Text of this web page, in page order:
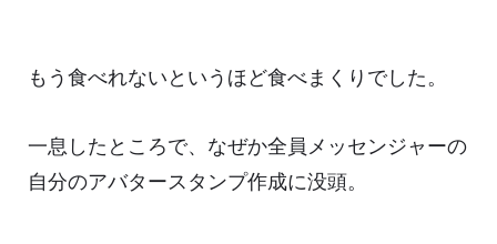
もう食べれないというほど食べまくりでした。
一息したところで、なぜか全員メッセンジャーの
自分のアバタースタンプ作成に没頭。